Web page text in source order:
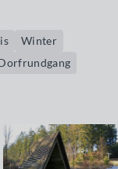
Winter